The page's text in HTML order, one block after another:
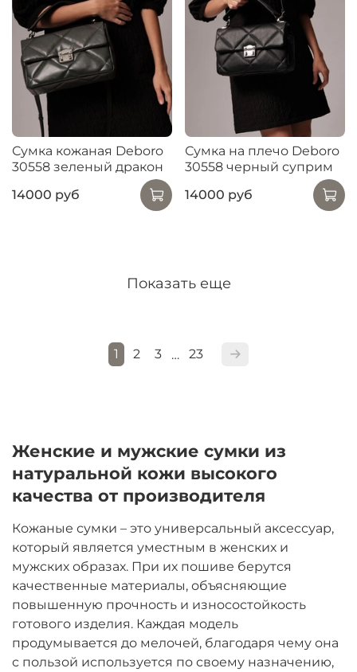
Сумка кожаная Deboro
30558 зеленый дракон
14000 руб
Сумка на плечо Deboro
30558 черный суприм
14000 руб
Показать еще
1 2 3 … 23
Женские и мужские сумки из
натуральной кожи высокого
качества от производителя
Кожаные сумки – это универсальный аксессуар,
который является уместным в женских и
мужских образах. При их пошиве берутся
качественные материалы, объясняющие
повышенную прочность и износостойкость
готового изделия. Каждая модель
продумывается до мелочей, благодаря чему она
с пользой используется по своему назначению,